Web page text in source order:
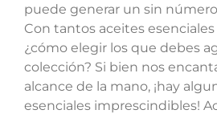
puede generar un sin
Con tantos aceites
¿cómo elegir los que debes
colección? Si bien nos
alcance de la mano, ¡hay
esenciales imprescindibles!